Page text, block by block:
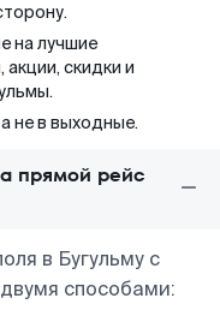
на лучшие
скидки и
не в выходные.
прямой рейс
в Бугульму с
способами: